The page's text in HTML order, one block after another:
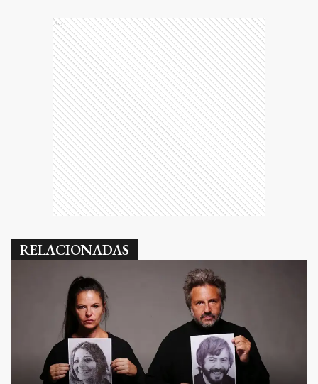
Ads
RELACIONADAS